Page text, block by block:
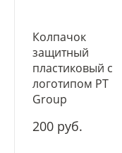
Колпачок
защитный
пластиковый с
логотипом PT
Group
200 руб.